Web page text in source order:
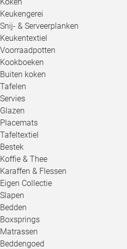
Keukengerei
Snij- & Serveerplanken
Keukentextiel
Voorraadpotten
Kookboeken
Buiten koken
Tafelen
Servies
Glazen
Placemats
Tafeltextiel
Bestek
Koffie & Thee
Karaffen & Flessen
Eigen Collectie
Slapen
Bedden
Boxsprings
Matrassen
Beddengoed